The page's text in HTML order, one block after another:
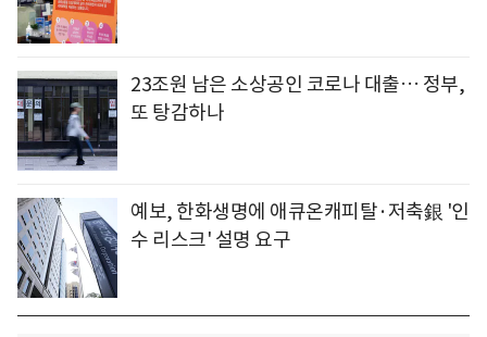
23조원 남은 소상공인 코로나 대출… 정부,
또 탕감하나
예보, 한화생명에 애큐온캐피탈·저축銀 '인
수 리스크' 설명 요구